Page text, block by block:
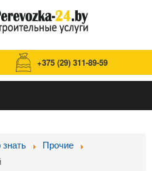
+375 (29) 311-89-59
Прочие